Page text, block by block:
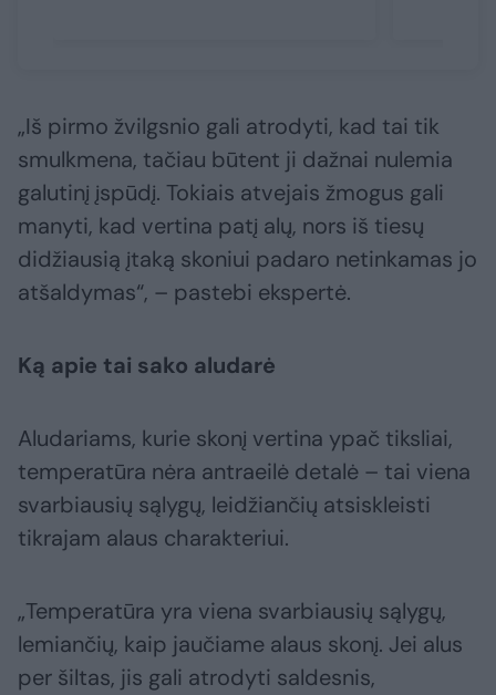
„Iš pirmo žvilgsnio gali atrodyti, kad tai tik
smulkmena, tačiau būtent ji dažnai nulemia
galutinį įspūdį. Tokiais atvejais žmogus gali
manyti, kad vertina patį alų, nors iš tiesų
didžiausią įtaką skoniui padaro netinkamas jo
atšaldymas“, – pastebi ekspertė.
Ką apie tai sako aludarė
Aludariams, kurie skonį vertina ypač tiksliai,
temperatūra nėra antraeilė detalė – tai viena
svarbiausių sąlygų, leidžiančių atsiskleisti
tikrajam alaus charakteriui.
„Temperatūra yra viena svarbiausių sąlygų,
lemiančių, kaip jaučiame alaus skonį. Jei alus
per šiltas, jis gali atrodyti saldesnis,